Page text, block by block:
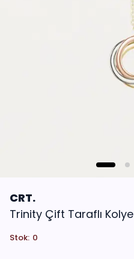
CRT.
Trinity Çift Taraflı Kolye
Stok: 0